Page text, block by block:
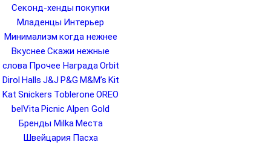
Секонд-хенды покупки
Младенцы Интерьер
Минимализм когда нежнее
Вкуснее Скажи нежные
слова Прочее НаградаOrbit
Dirol Halls J&J P&G M&M’s Kit
Kat Snickers Toblerone OREO
belVita Picnic Alpen Gold
Бренды Milka Места
Швейцария Пасха